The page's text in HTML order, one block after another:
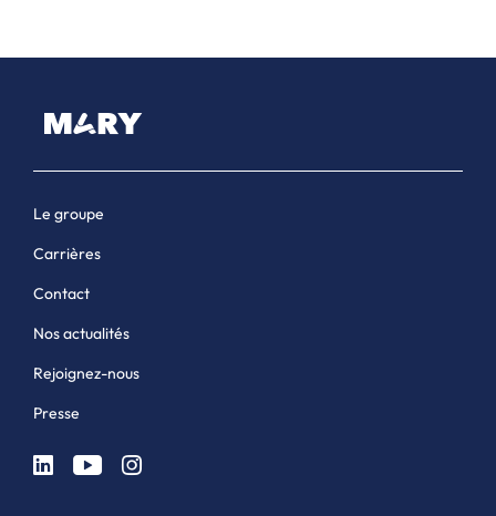
Le groupe
Carrières
Contact
Nos actualités
Rejoignez-nous
Presse